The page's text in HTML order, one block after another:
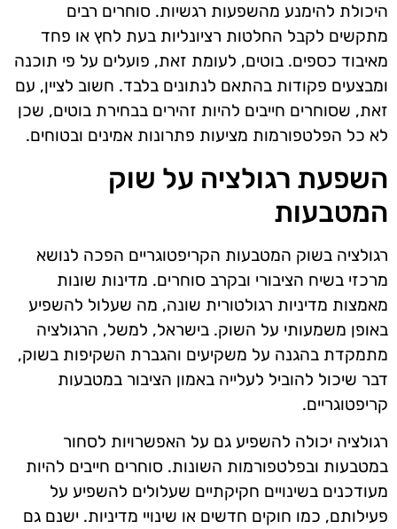
היכולת להימנע מהשפעות רגשיות. סוחרים רבים
מתקשים לקבל החלטות רציונליות בעת לחץ או פחד
מאיבוד כספים. בוטים, לעומת זאת, פועלים על פי תוכנה
ומבצעים פקודות בהתאם לנתונים בלבד. חשוב לציין, עם
זאת, שסוחרים חייבים להיות זהירים בבחירת בוטים, שכן
לא כל הפלטפורמות מציעות פתרונות אמינים ובטוחים.
השפעת רגולציה על שוק
המטבעות
רגולציה בשוק המטבעות הקריפטוגריים הפכה לנושא
מרכזי בשיח הציבורי ובקרב סוחרים. מדינות שונות
מאמצות מדיניות רגולטורית שונה, מה שעלול להשפיע
באופן משמעותי על השוק. בישראל, למשל, הרגולציה
מתמקדת בהגנה על משקיעים והגברת השקיפות בשוק,
דבר שיכול להוביל לעלייה באמון הציבור במטבעות
קריפטוגריים.
רגולציה יכולה להשפיע גם על האפשרויות לסחור
במטבעות ובפלטפורמות השונות. סוחרים חייבים להיות
מעודכנים בשינויים חקיקתיים שעלולים להשפיע על
פעילותם, כמו חוקים חדשים או שינויי מדיניות. ישנם גם